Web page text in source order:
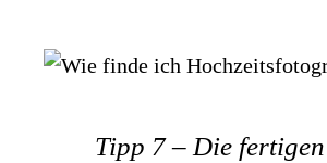
Tipp 7 – Die